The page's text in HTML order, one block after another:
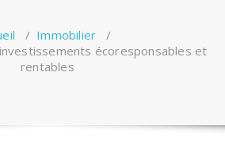
/ Immobilier /
écoresponsables et
rentables